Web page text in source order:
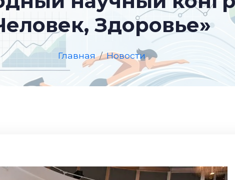
Здоровье»
Главная Новости